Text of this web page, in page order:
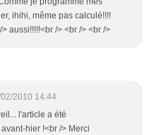
ihihi, même pas calculé!!!!
aussi!!!!!<br /> <br /> <br />
02/2010 14:44
l'article a été
hier !<br /> Merci